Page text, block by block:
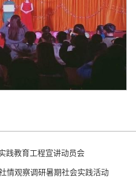
践教育工程宣讲动员会
情观察调研暑期社会实践活动